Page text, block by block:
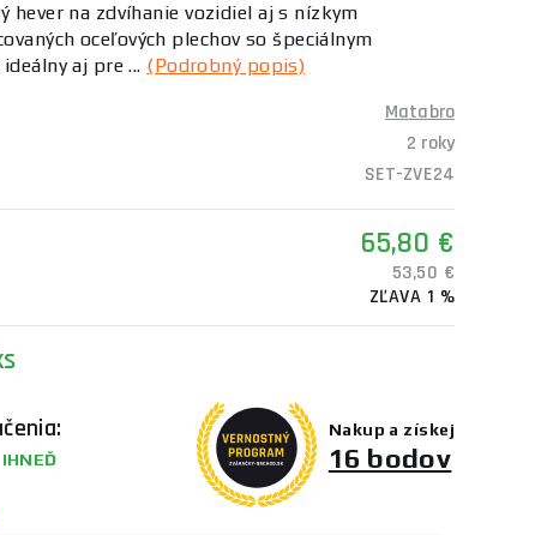
hever na zdvíhanie vozidiel aj s nízkym
oceľových plechov so špeciálnym
aj pre ... (Podrobný popis)
Matabro
2 roky
SET-ZVE24
65,80 €
53,50 €
ZĽAVA 1 %
IHNEĎ
Nakup a získej
16 bodov